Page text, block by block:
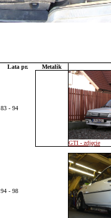
Lata pr. Metalik
83 - 94
GTI - zdjęcie
94 - 98